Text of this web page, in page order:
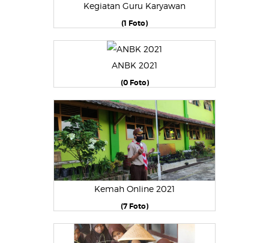
Kegiatan Guru Karyawan
(1 Foto)
ANBK 2021
(0 Foto)
Kemah Online 2021
(7 Foto)